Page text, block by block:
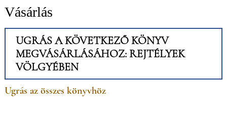
Vásárlás
UGRÁS A KÖVETKEZŐ KÖNYV
MEGVÁSÁRLÁSÁHOZ: REJTÉLYEK
VÖLGYÉBEN
Ugrás az összes könyvhöz